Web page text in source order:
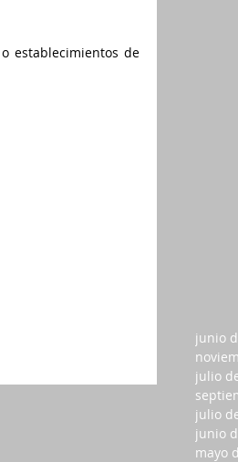
establecimientos de
junio
julio
julio
junio
mayo